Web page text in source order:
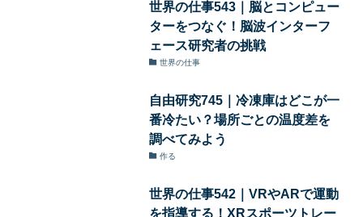
世界の仕事543｜脳とコンピュー
ターをつなぐ！脳波インターフ
ェース研究者の挑戦
世界の仕事
自由研究745｜冷凍庫はどこが一
番冷たい？場所ごとの温度差を
調べてみよう
作る
世界の仕事542｜VRやARで運動
を指導する！XRスポーツトレー